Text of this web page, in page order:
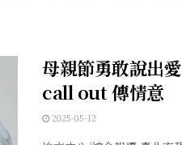
母親節勇敢說出
call out 傳情意
2025-05-12